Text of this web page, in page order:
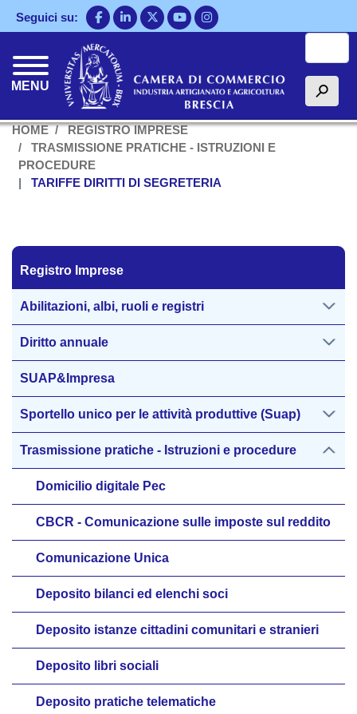
Salta
al
Seguici su:
MENU h
HOME
REGISTRO IMPRESE
TRASMISSIONE PRATICHE - ISTRUZIONI E
PROCEDURE
TARIFFE DIRITTI DI SEGRETERIA
Registro Imprese
Registro Imprese
Abilitazioni, albi, ruoli e registri
Diritto annuale
SUAP&Impresa
Sportello unico per le attività produttive (Suap)
Trasmissione pratiche - Istruzioni e procedure
Domicilio digitale Pec
CBCR - Comunicazione sulle imposte sul reddito
Comunicazione Unica
Deposito bilanci ed elenchi soci
Deposito istanze cittadini comunitari e stranieri
Deposito libri sociali
Deposito pratiche telematiche